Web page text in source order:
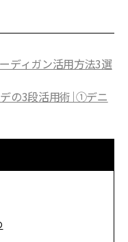
ディガン活用方法3選
の3段活用術｜①デニ